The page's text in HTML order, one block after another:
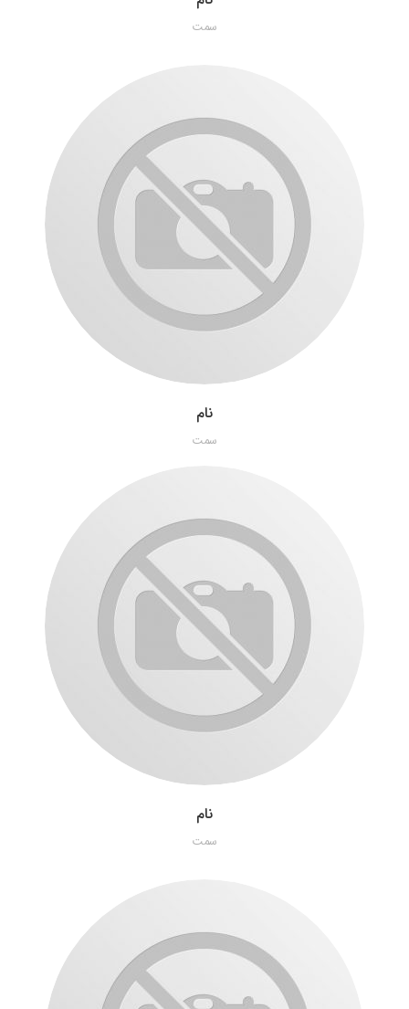
سمت
نام
سمت
نام
سمت